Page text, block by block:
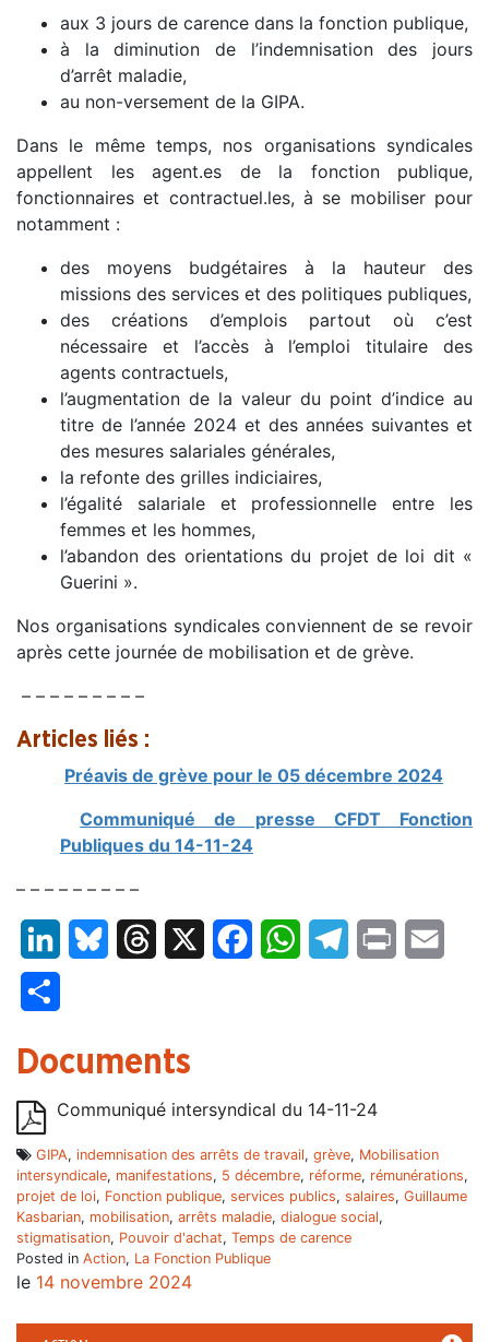
aux 3 jours de carence dans la fonction publique,
à la diminution de l’indemnisation des jours
d’arrêt maladie,
au non-versement de la GIPA.
Dans le même temps, nos organisations syndicales
appellent les agent.es de la fonction publique,
fonctionnaires et contractuel.les, à se mobiliser pour
notamment :
des moyens budgétaires à la hauteur des
missions des services et des politiques publiques,
des créations d’emplois partout où c’est
nécessaire et l’accès à l’emploi titulaire des
agents contractuels,
l’augmentation de la valeur du point d’indice au
titre de l’année 2024 et des années suivantes et
des mesures salariales générales,
la refonte des grilles indiciaires,
l’égalité salariale et professionnelle entre les
femmes et les hommes,
l’abandon des orientations du projet de loi dit «
Guerini ».
Nos organisations syndicales conviennent de se revoir
après cette journée de mobilisation et de grève.
– – – – – – – – –
Articles liés :
Préavis de grève pour le 05 décembre 2024
Communiqué de presse CFDT Fonction
Publiques du 14-11-24
– – – – – – – – –
LinkedInBluesky Threads FacebookWhatsAppTelegram
Print
Documents
Communiqué intersyndical du 14-11-24
GIPA, indemnisation des arrêts de travail, grève, Mobilisation
intersyndicale, manifestations, 5 décembre, réforme, rémunérations,
projet de loi, Fonction publique, services publics, salaires, Guillaume
Kasbarian, mobilisation, arrêts maladie, dialogue social,
stigmatisation, Pouvoir d'achat, Temps de carence
Posted in Action, La Fonction Publique
le 14 novembre 2024